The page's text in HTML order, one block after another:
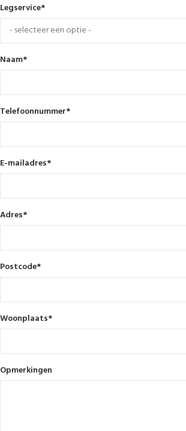
Legservice*
Naam*
Telefoonnummer*
E-mailadres*
Adres*
Postcode*
Woonplaats*
Opmerkingen